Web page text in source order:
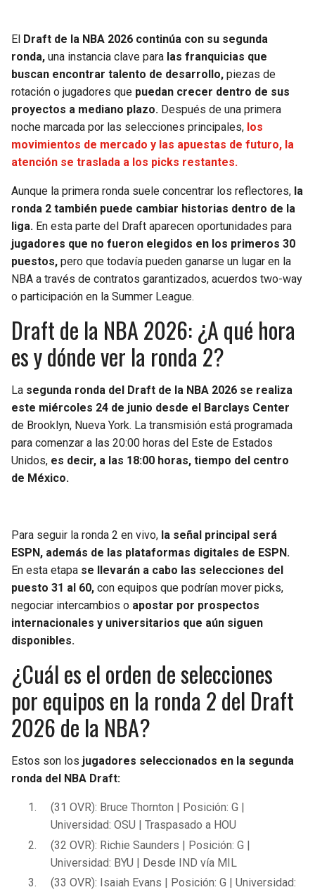
LIONS
FALCONS
PANTHERS
SAINTS
BUCCANEERS
NUGGETS
TRAIL BLAZERS
JAZZ
El Draft de la NBA 2026 continúa con su segunda
ronda, una instancia clave para las franquicias que
buscan encontrar talento de desarrollo, piezas de
rotación o jugadores que puedan crecer dentro de sus
proyectos a mediano plazo. Después de una primera
noche marcada por las selecciones principales, los
movimientos de mercado y las apuestas de futuro, la
atención se traslada a los picks restantes.
Aunque la primera ronda suele concentrar los reflectores, la
ronda 2 también puede cambiar historias dentro de la
liga. En esta parte del Draft aparecen oportunidades para
jugadores que no fueron elegidos en los primeros 30
puestos, pero que todavía pueden ganarse un lugar en la
NBA a través de contratos garantizados, acuerdos two-way
o participación en la Summer League.
Draft de la NBA 2026: ¿A qué hora
es y dónde ver la ronda 2?
La segunda ronda del Draft de la NBA 2026 se realiza
este miércoles 24 de junio desde el Barclays Center
de Brooklyn, Nueva York. La transmisión está programada
para comenzar a las 20:00 horas del Este de Estados
Unidos, es decir, a las 18:00 horas, tiempo del centro
de México.
Para seguir la ronda 2 en vivo, la señal principal será
ESPN, además de las plataformas digitales de ESPN.
En esta etapa se llevarán a cabo las selecciones del
puesto 31 al 60, con equipos que podrían mover picks,
negociar intercambios o apostar por prospectos
internacionales y universitarios que aún siguen
disponibles.
¿Cuál es el orden de selecciones
por equipos en la ronda 2 del Draft
2026 de la NBA?
Estos son los jugadores seleccionados en la segunda
ronda del NBA Draft:
(31 OVR): Bruce Thornton | Posición: G |
Universidad: OSU | Traspasado a HOU
(32 OVR): Richie Saunders | Posición: G |
Universidad: BYU | Desde IND vía MIL
(33 OVR): Isaiah Evans | Posición: G | Universidad: